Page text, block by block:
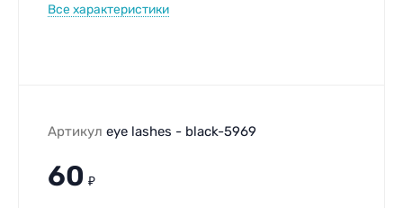
Все характеристики
Артикул eye lashes - black-5969
60 ₽